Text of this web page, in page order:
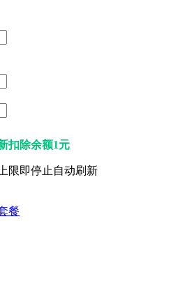
扣除余额1元
限即停止自动刷新
餐